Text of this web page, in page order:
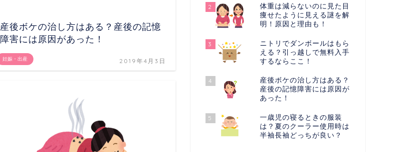
妊娠・出産
産後ボケの治し方はある？産後の記憶
障害には原因があった！
2019年4月3日
2
体重は減らないのに見た目
痩せたように見える謎を解
明！原因と理由も！
3
ニトリでダンボールはもら
える？引っ越しで無料入手
するならここ！
4
産後ボケの治し方はある？
産後の記憶障害には原因が
あった！
5
一歳児の寝るときの服装
は？夏のクーラー使用時は
半袖長袖どっちが良い？